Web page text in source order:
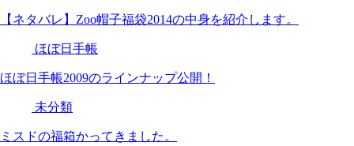
【ネタバレ】Zoo帽子福袋2014の中身を紹介します。
ほぼ日手帳
ほぼ日手帳2009のラインナップ公開！
未分類
ミスドの福箱かってきました。